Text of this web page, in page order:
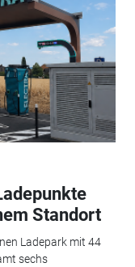
Standort
Ladepark mit 44
sechs